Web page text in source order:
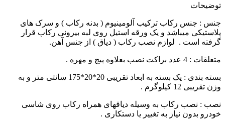
توضیحات
جنس : جنس رکاب ترکیب آلومینیوم ( بدنه رکاب ) و سرک های
پلاستیکی میباشد و یک ورقه استیل روی لبه بیرونی رکاب قرار
گرفته است . لوازم نصب رکاب ( دیاق ) از جنس آهن.
متعلقات : 4 عدد براکت نصب بعلاوه پیچ و مهره .
بسته بندی : یک بسته به ابعاد تقریبی 20*20*175 سانتی متر و به
وزن تقریبی 12 کیلوگرم .
نصب : نصب رکاب به وسیله دیاقهای همراه رکاب روی شاسی
خودرو بدون نیاز به تغییر یا دستکاری .